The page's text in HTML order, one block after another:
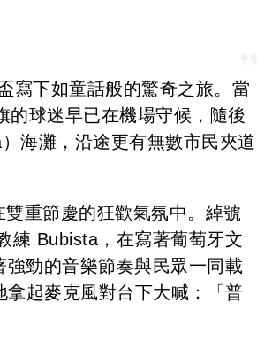
寫下如童話般的驚奇之旅。當
的球迷早已在機場守候，隨後
海灘，沿途更有無數市民夾道
重節慶的狂歡氣氛中。綽號
練 Bubista，在寫著葡萄牙文
強勁的音樂節奏與民眾一同載
起麥克風對台下大喊：「普